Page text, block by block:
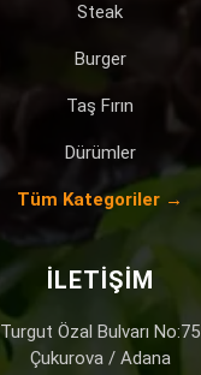
Steak
Burger
Taş Fırın
Dürümler
Tüm Kategoriler →
İLETIŞIM
Turgut Özal Bulvarı No:75
Çukurova / Adana